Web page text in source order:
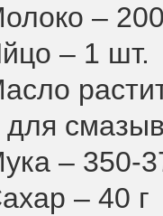
–
– 1 шт.
для
– 350-
– 40 г